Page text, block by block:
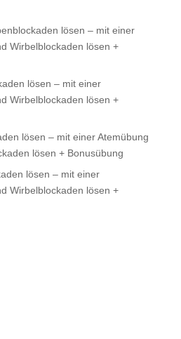
lösen – mit einer
Wirbelblockaden lösen +
lösen – mit einer
Wirbelblockaden lösen +
lösen – mit einer Atemübung
lösen + Bonusübung
lösen – mit einer
Wirbelblockaden lösen +